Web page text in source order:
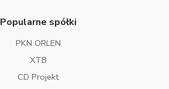
Popularne spółki
PKN ORLEN
XTB
CD Projekt